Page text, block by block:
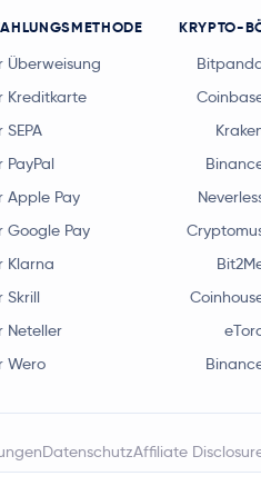
Überweisung
Kreditkarte
SEPA
PayPal
Apple Pay
Google Pay
Klarna
Skrill
Neteller
Wero
KRYPTO-
DatenschutzAffiliate